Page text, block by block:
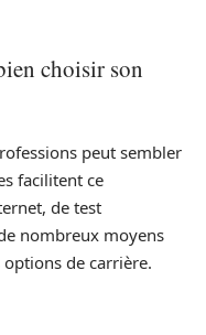
choisir son
peut sembler
facilitent ce
de test
nombreux moyens
de carrière.